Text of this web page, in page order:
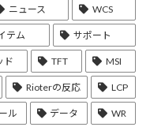
ニュース WCS
テム サポート
ド TFT MSI
Rioterの反応 LCP
ル データ WR